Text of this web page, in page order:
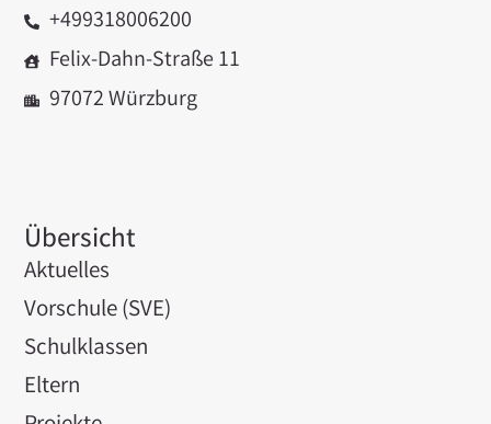
Übersicht
Aktuelles
Vorschule (SVE)
Schulklassen
Eltern
+499318006200
Felix-Dahn-Straße 11
97072 Würzburg